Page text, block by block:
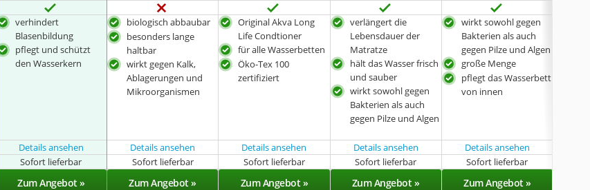
verhindert
Blasenbildung
pflegt und schützt
den Wasserkern
biologisch abbaubar
besonders lange
haltbar
wirkt gegen Kalk,
Ablagerungen und
Mikroorganismen
Original Akva Long
Life Condtioner
für alle Wasserbetten
Öko-Tex 100
zertifiziert
verlängert die
Lebensdauer der
Matratze
hält das Wasser frisch
und sauber
wirkt sowohl gegen
Bakterien als auch
gegen Pilze und Algen
wirkt sowohl gegen
Bakterien als auch
gegen Pilze und Algen
große Menge
pflegt das Wasserbett
von innen
Details ansehen Details ansehen Details ansehen Details ansehen
Details ansehen
Sofort lieferbar Sofort lieferbar Sofort lieferbar Sofort lieferbar Sofort lieferbar
Zum Angebot » Zum Angebot » Zum Angebot » Zum Angebot » Zum Angebot »